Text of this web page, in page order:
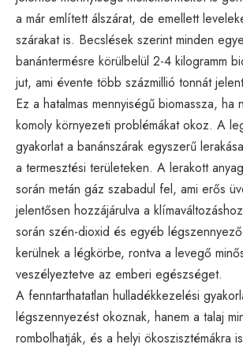
a már említett álszárat, de emellett
szárakat is. Becslések szerint minden
banántermésre körülbelül 2-4 kilogramm
jut, ami évente több százmillió tonnát
Ez a hatalmas mennyiségű biomassza, ha
komoly környezeti problémákat okoz. A
gyakorlat a banánszárak egyszerű
a termesztési területeken. A lerakott
során metán gáz szabadul fel, ami erős
jelentősen hozzájárulva a
során szén-dioxid és egyéb
kerülnek a légkörbe, rontva a levegő
veszélyeztetve az emberi egészséget.
A fenntarthatatlan hulladékkezelési
légszennyezést okoznak, hanem a talaj
rombolhatják, és a helyi ökoszisztémákra